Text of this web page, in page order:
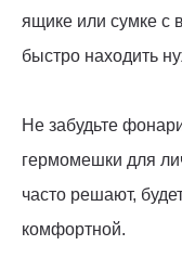
ящике или сумке с
быстро находить
Не забудьте
гермомешки для
часто решают,
комфортной.